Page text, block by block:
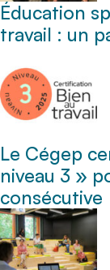
Éducation
travail : un
Le Cégep
niveau 3 »
consécutive